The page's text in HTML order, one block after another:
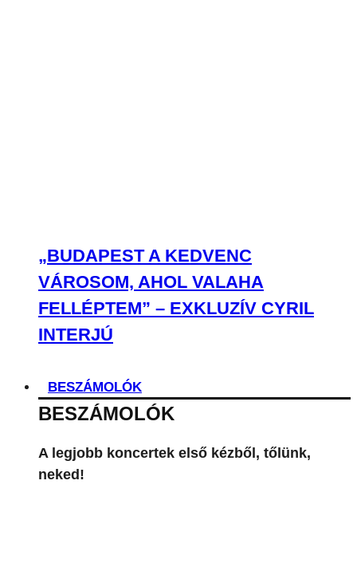
„BUDAPEST A KEDVENC
VÁROSOM, AHOL VALAHA
FELLÉPTEM” – EXKLUZÍV CYRIL
INTERJÚ
BESZÁMOLÓK
BESZÁMOLÓK
A legjobb koncertek első kézből, tőlünk,
neked!